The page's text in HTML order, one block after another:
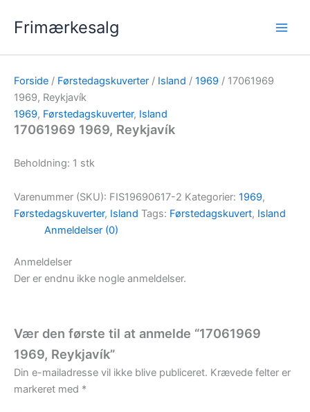
Frimærkesalg
Forside / Førstedagskuverter / Island / 1969 / 17061969
1969, Reykjavík
1969, Førstedagskuverter, Island
17061969 1969, Reykjavík
Beholdning: 1 stk
Varenummer (SKU): FIS19690617-2 Kategorier: 1969,
Førstedagskuverter, Island Tags: Førstedagskuvert, Island
Anmeldelser (0)
Anmeldelser
Der er endnu ikke nogle anmeldelser.
Vær den første til at anmelde “17061969
1969, Reykjavík”
Din e-mailadresse vil ikke blive publiceret. Krævede felter er
markeret med *